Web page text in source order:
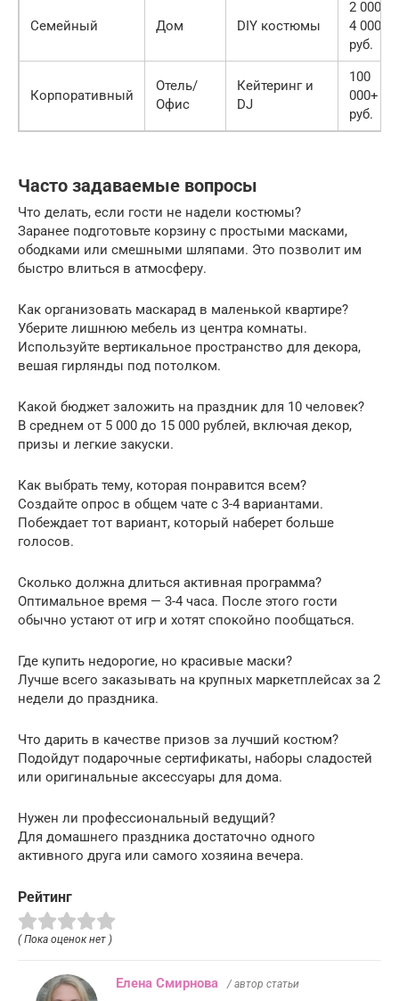
Семейный Дом DIY костюмы
2 000 –
4 000
руб.
Корпоративный
Отель/
Офис
Кейтеринг и
DJ
100
000+
руб.
Часто задаваемые вопросы
Что делать, если гости не надели костюмы?
Заранее подготовьте корзину с простыми масками,
ободками или смешными шляпами. Это позволит им
быстро влиться в атмосферу.
Как организовать маскарад в маленькой квартире?
Уберите лишнюю мебель из центра комнаты.
Используйте вертикальное пространство для декора,
вешая гирлянды под потолком.
Какой бюджет заложить на праздник для 10 человек?
В среднем от 5 000 до 15 000 рублей, включая декор,
призы и легкие закуски.
Как выбрать тему, которая понравится всем?
Создайте опрос в общем чате с 3-4 вариантами.
Побеждает тот вариант, который наберет больше
голосов.
Сколько должна длиться активная программа?
Оптимальное время — 3-4 часа. После этого гости
обычно устают от игр и хотят спокойно пообщаться.
Где купить недорогие, но красивые маски?
Лучше всего заказывать на крупных маркетплейсах за 2
недели до праздника.
Что дарить в качестве призов за лучший костюм?
Подойдут подарочные сертификаты, наборы сладостей
или оригинальные аксессуары для дома.
Нужен ли профессиональный ведущий?
Для домашнего праздника достаточно одного
активного друга или самого хозяина вечера.
Рейтинг
( Пока оценок нет )
Елена Смирнова / автор статьи